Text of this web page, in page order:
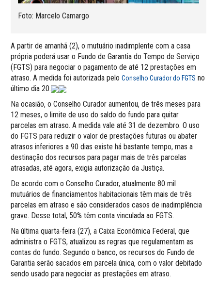
Foto: Marcelo Camargo
A partir de amanhã (2), o mutuário inadimplente com a casa
própria poderá usar o Fundo de Garantia do Tempo de Serviço
(FGTS) para negociar o pagamento de até 12 prestações em
atraso. A medida foi autorizada peloConselho Curador do FGTS no
último dia 20.
Na ocasião, o Conselho Curador aumentou, de três meses para
12 meses, o limite de uso do saldo do fundo para quitar
parcelas em atraso. A medida vale até 31 de dezembro. O uso
do FGTS para reduzir o valor de prestações futuras ou abater
atrasos inferiores a 90 dias existe há bastante tempo, mas a
destinação dos recursos para pagar mais de três parcelas
atrasadas, até agora, exigia autorização da Justiça.
De acordo com o Conselho Curador, atualmente 80 mil
mutuários de financiamentos habitacionais têm mais de três
parcelas em atraso e são considerados casos de inadimplência
grave. Desse total, 50% têm conta vinculada ao FGTS.
Na última quarta-feira (27), a Caixa Econômica Federal, que
administra o FGTS, atualizou as regras que regulamentam as
contas do fundo. Segundo o banco, os recursos do Fundo de
Garantia serão sacados em parcela única, com o valor debitado
sendo usado para negociar as prestações em atraso.